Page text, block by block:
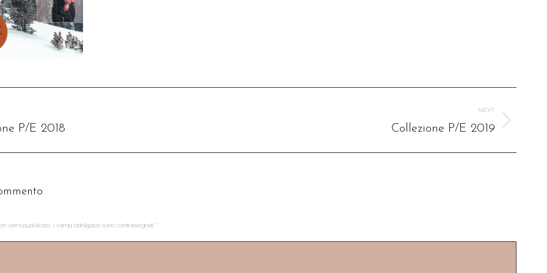
P/E 2018
NEXT
Collezione P/E 2019
verrà pubblicato. I campi obbligatori sono contrassegnati *